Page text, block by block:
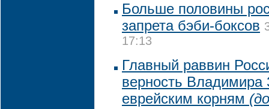
Больше половины
запрета бэби-боксов
17:13
Главный раввин
верность Владимира
еврейским корням